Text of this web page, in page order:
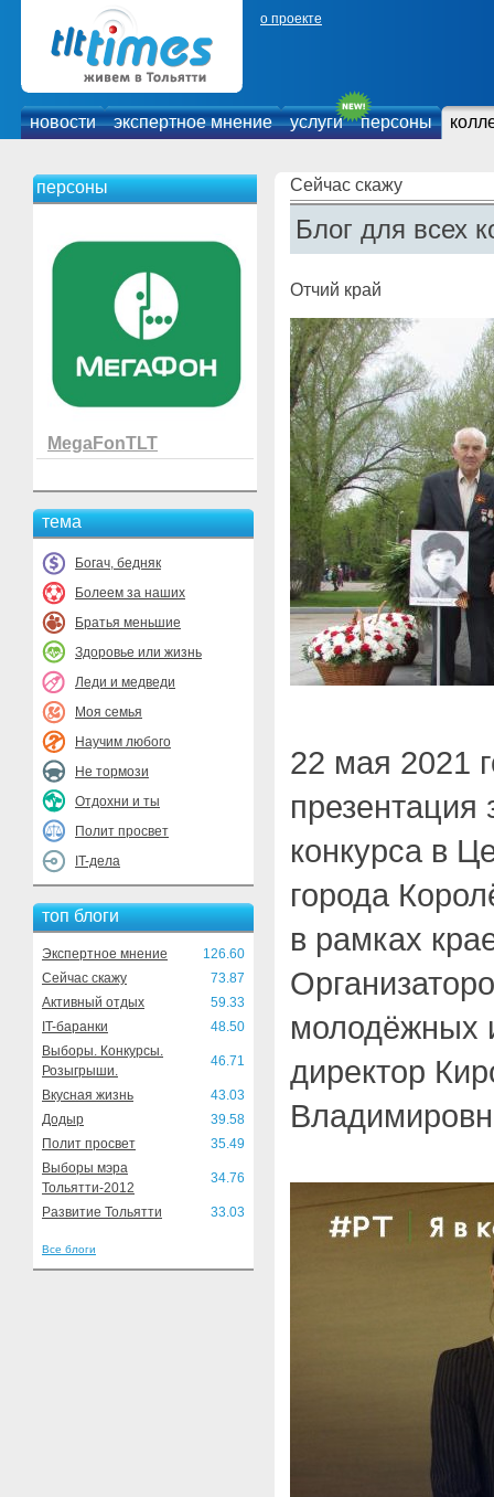
о проекте
новости экспертное мнение услуги персоны
персоны
MegaFonTLT
тема
Богач, бедняк
Болеем за наших
Братья меньшие
Здоровье или жизнь
Леди и медведи
Моя семья
Научим любого
Не тормози
Отдохни и ты
Полит просвет
IT-дела
топ блоги
Экспертное мнение
126.60
Сейчас скажу
73.87
Активный отдых
59.33
IT-баранки
48.50
Выборы. Конкурсы.
Розыгрыши.
46.71
Вкусная жизнь
43.03
Додыр
39.58
Полит просвет
35.49
Выборы мэра
Тольятти-2012
34.76
Развитие Тольятти 33.03
Все блоги
Сейчас скажу
Блог для всех
Отчий край
22 мая 2021
презентация
конкурса в
города
в рамках
молодёжных
директор